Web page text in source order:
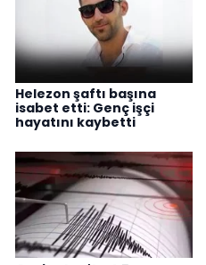
Helezon şaftı başına
isabet etti: Genç işçi
hayatını kaybetti